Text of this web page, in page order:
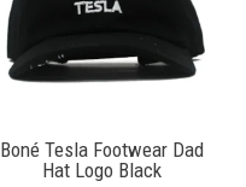
Boné Tesla Footwear Dad
Hat Logo Black